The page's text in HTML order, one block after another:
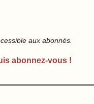
aux abonnés.
abonnez-vous !